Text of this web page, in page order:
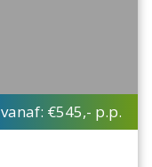
vanaf: €545,- p.p.